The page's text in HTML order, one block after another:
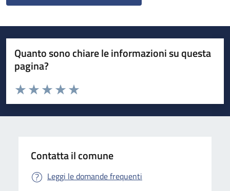
Quanto sono chiare le informazioni su questa
pagina?
Valuta da 1 a 5 stelle la pagina
Valuta 5 stelle su 5
Valuta 4 stelle su 5
Valuta 3 stelle su 5
Valuta 2 stelle su 5
Valuta 1 stelle su 5
Contatta il comune
Leggi le domande frequenti